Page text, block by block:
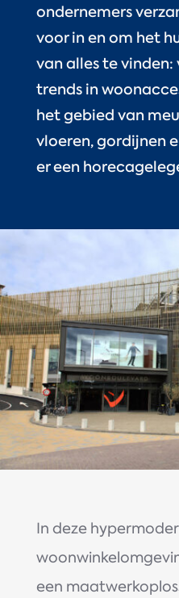
ondernemers
voor in en om het
van alles te
trends in
het gebied van
vloeren, gordijnen
er een
In deze
een